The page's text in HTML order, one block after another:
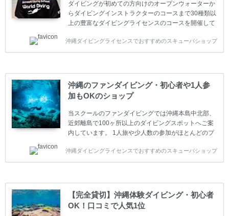
ダイビングが初めての方向けのオープンウォーターか
らダイビングインストラクターのコースまで30種類以
上の豊富なダイビングライセンスのコースを開催して
(TEC)のコースもご用意しています。 当スクールを受
講するお客様は一人参加などの少人数のご参加が最も
は年間を通じてキャンペーンを行っています。 ベーシ
ックダイバー(Cカード) 1日間+eラーニング 最安値キ
ャンペーン ￥22800(税込) ￥16800(税込) 器材 / 送
迎 / 保険 / 全て込み ダイビング...
沖縄ダイビングライセンスでおすすめのスキューバショップ
沖縄のファンダイビング・初心者や1人参
加もOKのショップ
当スクールのファンダイビングでは沖縄本島中北部、
近郊離島で100ヶ所以上のダイビングスポットへご案
内しています。 1人旅や少人数の参加がほとんどのプ
の方も安心して楽しめるようにリフレッシュダイビン
グコースもご用意しています。お1人様も初心者の方
ーター様はファンダイビングの全てのコース費が
10%OFF、フル器材レンタルが50%OFFになります。
沖縄本島周辺ビーチ・ファンダイビング ￥13800(税
沖縄ダイビングライセンスでおすすめのスキューバショップ
【完全貸切】沖縄体験ダイビング・初心者
OK！口コミで人気1位